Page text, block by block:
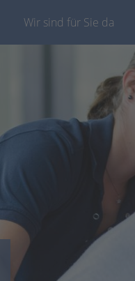
Wir sind für Sie da